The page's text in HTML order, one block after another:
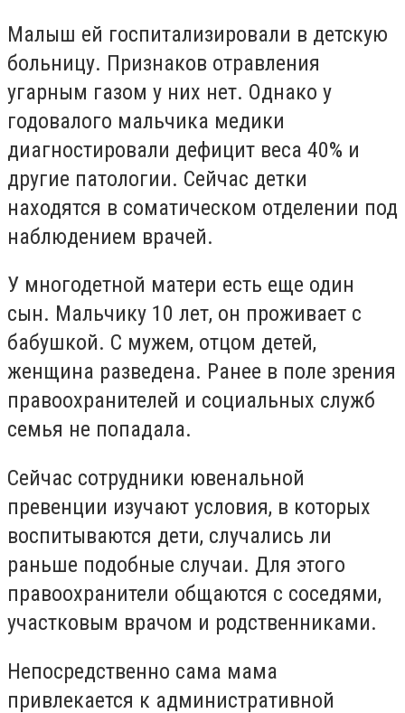
Малыш ей госпитализировали в детскую
больницу. Признаков отравления
угарным газом у них нет. Однако у
годовалого мальчика медики
диагностировали дефицит веса 40% и
другие патологии. Сейчас детки
находятся в соматическом отделении под
наблюдением врачей.
У многодетной матери есть еще один
сын. Мальчику 10 лет, он проживает с
бабушкой. С мужем, отцом детей,
женщина разведена. Ранее в поле зрения
правоохранителей и социальных служб
семья не попадала.
Сейчас сотрудники ювенальной
превенции изучают условия, в которых
воспитываются дети, случались ли
раньше подобные случаи. Для этого
правоохранители общаются с соседями,
участковым врачом и родственниками.
Непосредственно сама мама
привлекается к административной